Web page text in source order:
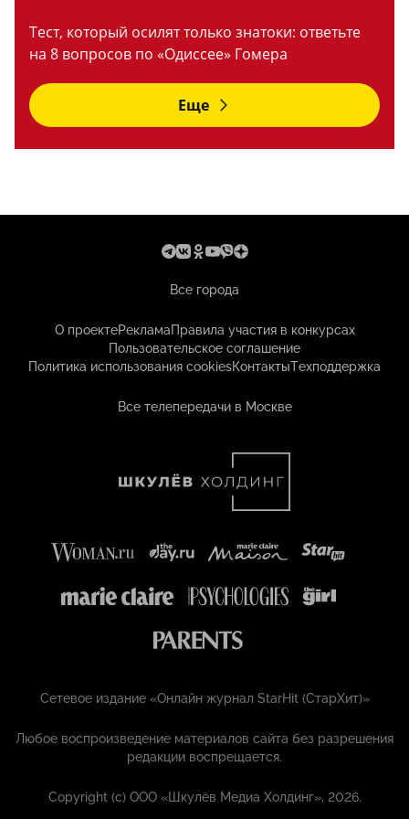
Тест, который осилят только знатоки: ответьте
на 8 вопросов по «Одиссее» Гомера
Еще
Все города
О проектеРекламаПравила участия в конкурсах
Пользовательское соглашение
Политика использования cookiesКонтактыТехподдержка
Все телепередачи в Москве
Сетевое издание «Онлайн журнал StarHit (СтарХит)»
Любое воспроизведение материалов сайта без разрешения
редакции воспрещается.
Copyright (с) ООО «Шкулёв Медиа Холдинг», 2026.